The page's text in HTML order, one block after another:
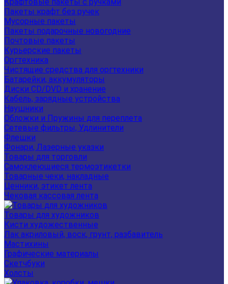
Пакеты крафт без ручек
Мусорные пакеты
Пакеты подарочные новогодние
Почтовые пакеты
Курьерские пакеты
Оргтехника
Чистящие средства для оргтехники
Батарейки, аккумуляторы
Диски CD/DVD и хранение
Кабель, зарядные устройства
Наушники
Обложки и Пружины для переплета
Сетевые фильтры, Удлинители
Флешки
Фонари, Лазерные указки
Товары для торговли
Самоклеющиеся термоэтикетки
Товарные чеки, накладные
Ценники, этикет лента
Чековая кассовая лента
Товары для художников
Кисти художественные
Лак акриловый, воск, грунт, разбавитель
Мастихины
Графические материалы
Скетчбуки
Холсты